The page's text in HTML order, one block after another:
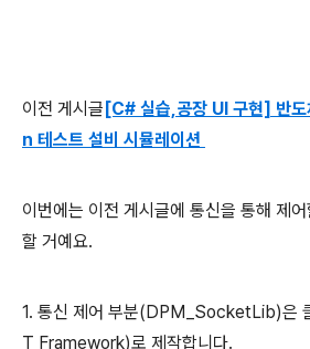
이전 게시글[C# 실습,공장 UI 구현] 반
n 테스트 설비 시뮬레이션
이번에는 이전 게시글에 통신을 통해 제
할 거예요.
1. 통신 제어 부분(DPM_SocketLib)은
T Framework)로 제작합니다.